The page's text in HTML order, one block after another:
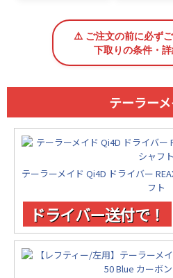
⚠️ ご注文の前に必ず
下取りの条件・
テーラー
テーラーメイド Qi4D ドライバー
フト
ドライバー送付で！